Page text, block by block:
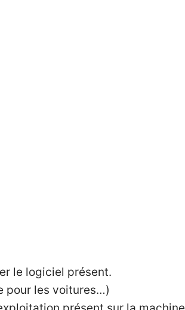
le logiciel présent.
pour les voitures…)